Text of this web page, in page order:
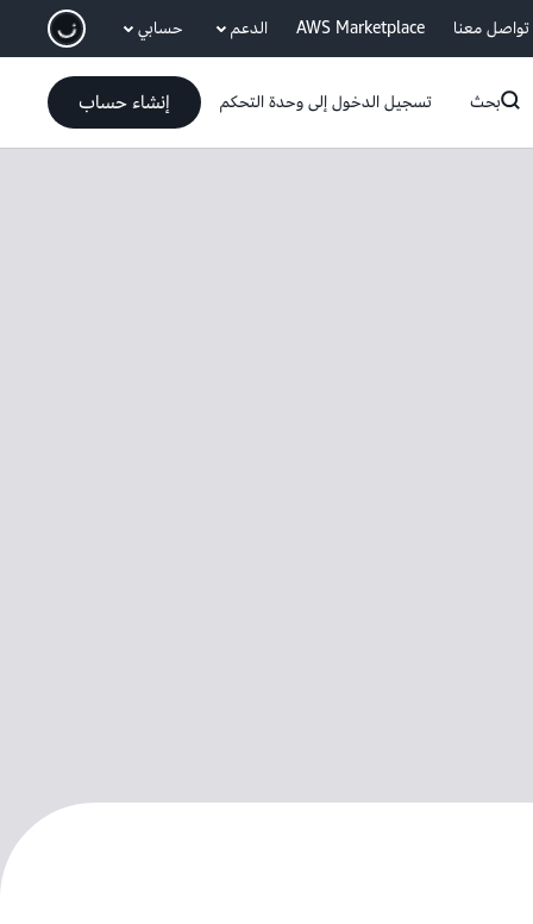
انتقل إلى المحتوى الرئيسي تواصل معنا AWS Marketplace الدعم حسابي
بحث تسجيل الدخول إلى وحدة التحكم إنشاء حساب